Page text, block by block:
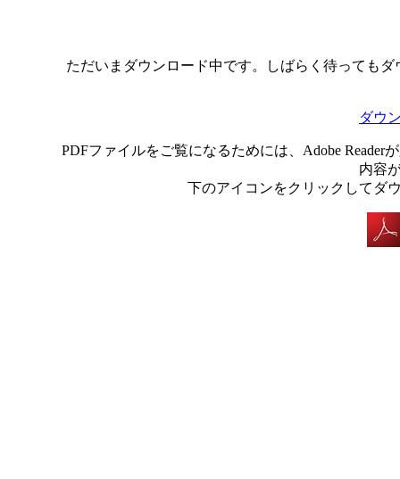
ただいまダウンロード中です。しばらく待っても
ダウ
PDFファイルをご覧になるためには、Adobe
内容
下のアイコンをクリックしてダ